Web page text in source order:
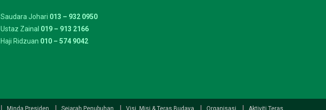
Saudara Johari 013 – 932 0950
Ustaz Zainal 019 – 913 2166
Haji Ridzuan 010 – 574 9042